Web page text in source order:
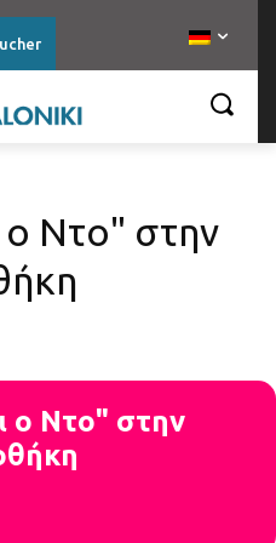
ο Ντο" στην
ο Ντο" στην